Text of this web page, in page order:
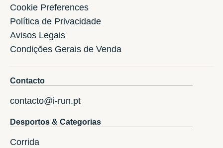
Cookie Preferences
Política de Privacidade
Avisos Legais
Condições Gerais de Venda
Contacto
contacto@i-run.pt
Desportos & Categorias
Corrida